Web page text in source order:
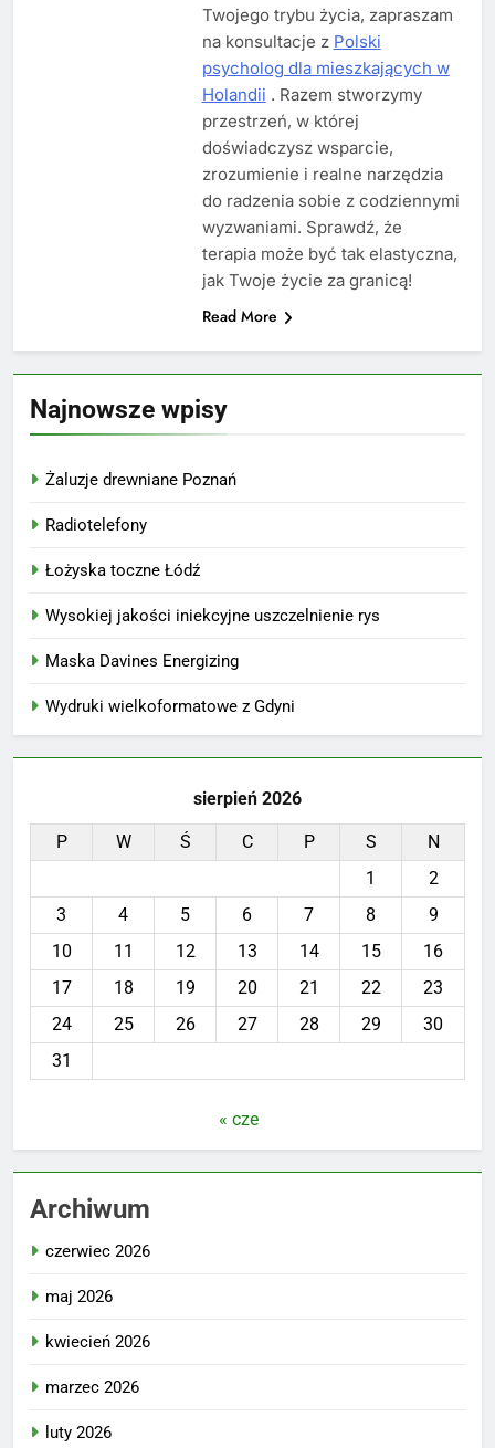
Twojego trybu życia, zapraszam
na konsultacje z Polski
psycholog dla mieszkających w
Holandii . Razem stworzymy
przestrzeń, w której
doświadczysz wsparcie,
zrozumienie i realne narzędzia
do radzenia sobie z codziennymi
wyzwaniami. Sprawdź, że
terapia może być tak elastyczna,
jak Twoje życie za granicą!
Read More
Najnowsze wpisy
Żaluzje drewniane Poznań
Radiotelefony
Łożyska toczne Łódź
Wysokiej jakości iniekcyjne uszczelnienie rys
Maska Davines Energizing
Wydruki wielkoformatowe z Gdyni
sierpień 2026
P W Ś C P S
N
1
2
3
4 5 6 7 8
9
10
11 12 13 14 15
16
17
18 19 20 21 22
23
24
25 26 27 28 29
30
31
« cze
Archiwum
czerwiec 2026
maj 2026
kwiecień 2026
marzec 2026
luty 2026